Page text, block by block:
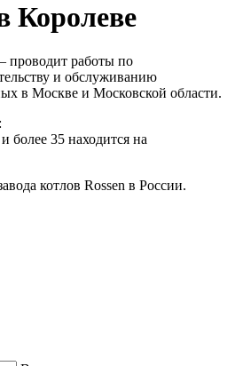
Королеве
проводит работы по
и обслуживанию
в Москве и Московской области.
более 35 находится на
котлов Rossen в России.